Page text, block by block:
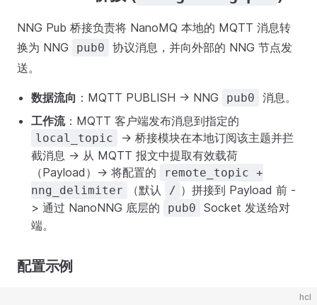
NNG Pub 桥接负责将 NanoMQ 本地的 MQTT 消息转
换为 NNG
pub0
协议消息，并向外部的 NNG 节点发
送。
数据流向 ：MQTT PUBLISH -> NNG pub0
消息。
工作流：MQTT 客户端发布消息到指定的
local_topic
-> 桥接模块在本地订阅该主题并拦
截消息 -> 从 MQTT 报文中提取有效载荷
（Payload）-> 将配置的
remote_topic +
nng_delimiter
（默认 / ）拼接到 Payload 前 -
> 通过 NanoNNG 底层的
pub0
Socket 发送给对
端。
配置示例
hcl